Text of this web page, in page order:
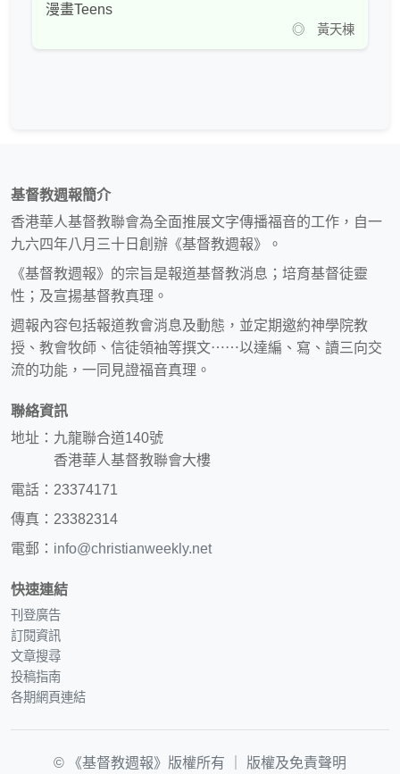
漫畫Teens
◎ 黃天棟
基督教週報簡介
香港華人基督教聯會為全面推展文字傳播福音的工作，自一
九六四年八月三十日創辦《基督教週報》。
《基督教週報》的宗旨是報道基督教消息；培育基督徒靈
性；及宣揚基督教真理。
週報內容包括報道教會消息及動態，並定期邀約神學院教
授、教會牧師、信徒領袖等撰文⋯⋯以達編、寫、讀三向交
流的功能，一同見證福音真理。
聯絡資訊
地址：九龍聯合道140號
香港華人基督教聯會大樓
電話：23374171
傳真：23382314
電郵： info@christianweekly.net
快速連結
刊登廣告
訂閱資訊
文章搜尋
投稿指南
各期網頁連結
© 《基督教週報》版權所有 ｜ 版權及免責聲明